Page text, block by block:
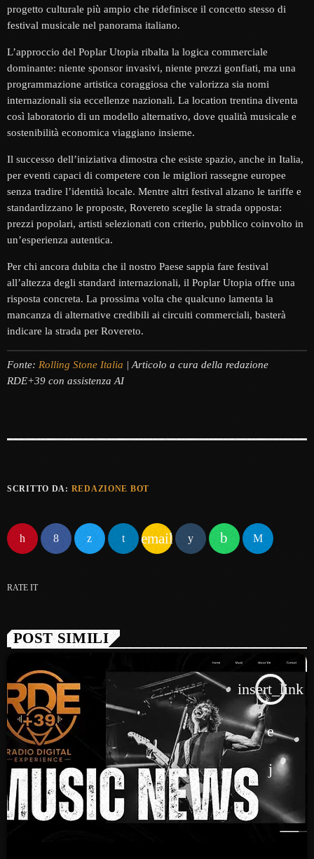
progetto culturale più ampio che ridefinisce il concetto stesso di
festival musicale nel panorama italiano.
L’approccio del Poplar Utopia ribalta la logica commerciale
dominante: niente sponsor invasivi, niente prezzi gonfiati, ma una
programmazione artistica coraggiosa che valorizza sia nomi
internazionali sia eccellenze nazionali. La location trentina diventa
così laboratorio di un modello alternativo, dove qualità musicale e
sostenibilità economica viaggiano insieme.
Il successo dell’iniziativa dimostra che esiste spazio, anche in Italia,
per eventi capaci di competere con le migliori rassegne europee
senza tradire l’identità locale. Mentre altri festival alzano le tariffe e
standardizzano le proposte, Rovereto sceglie la strada opposta:
prezzi popolari, artisti selezionati con criterio, pubblico coinvolto in
un’esperienza autentica.
Per chi ancora dubita che il nostro Paese sappia fare festival
all’altezza degli standard internazionali, il Poplar Utopia offre una
risposta concreta. La prossima volta che qualcuno lamenta la
mancanza di alternative credibili ai circuiti commerciali, basterà
indicare la strada per Rovereto.
Fonte: Rolling Stone Italia | Articolo a cura della redazione
RDE+39 con assistenza AI
SCRITTO DA: REDAZIONE BOT
email
RATE IT
POST SIMILI
insert_link